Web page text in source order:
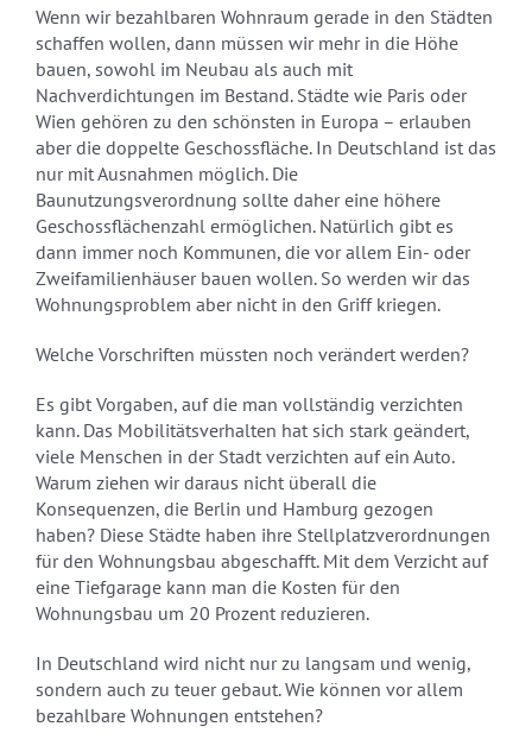
Wenn wir bezahlbaren Wohnraum gerade in den Städten
schaffen wollen, dann müssen wir mehr in die Höhe
bauen, sowohl im Neubau als auch mit
Nachverdichtungen im Bestand. Städte wie Paris oder
Wien gehören zu den schönsten in Europa – erlauben
aber die doppelte Geschossfläche. In Deutschland ist das
nur mit Ausnahmen möglich. Die
Baunutzungsverordnung sollte daher eine höhere
Geschossflächenzahl ermöglichen. Natürlich gibt es
dann immer noch Kommunen, die vor allem Ein- oder
Zweifamilienhäuser bauen wollen. So werden wir das
Wohnungsproblem aber nicht in den Griff kriegen.
Welche Vorschriften müssten noch verändert werden?
Es gibt Vorgaben, auf die man vollständig verzichten
kann. Das Mobilitätsverhalten hat sich stark geändert,
viele Menschen in der Stadt verzichten auf ein Auto.
Warum ziehen wir daraus nicht überall die
Konsequenzen, die Berlin und Hamburg gezogen
haben? Diese Städte haben ihre Stellplatzverordnungen
für den Wohnungsbau abgeschafft. Mit dem Verzicht auf
eine Tiefgarage kann man die Kosten für den
Wohnungsbau um 20 Prozent reduzieren.
In Deutschland wird nicht nur zu langsam und wenig,
sondern auch zu teuer gebaut. Wie können vor allem
bezahlbare Wohnungen entstehen?